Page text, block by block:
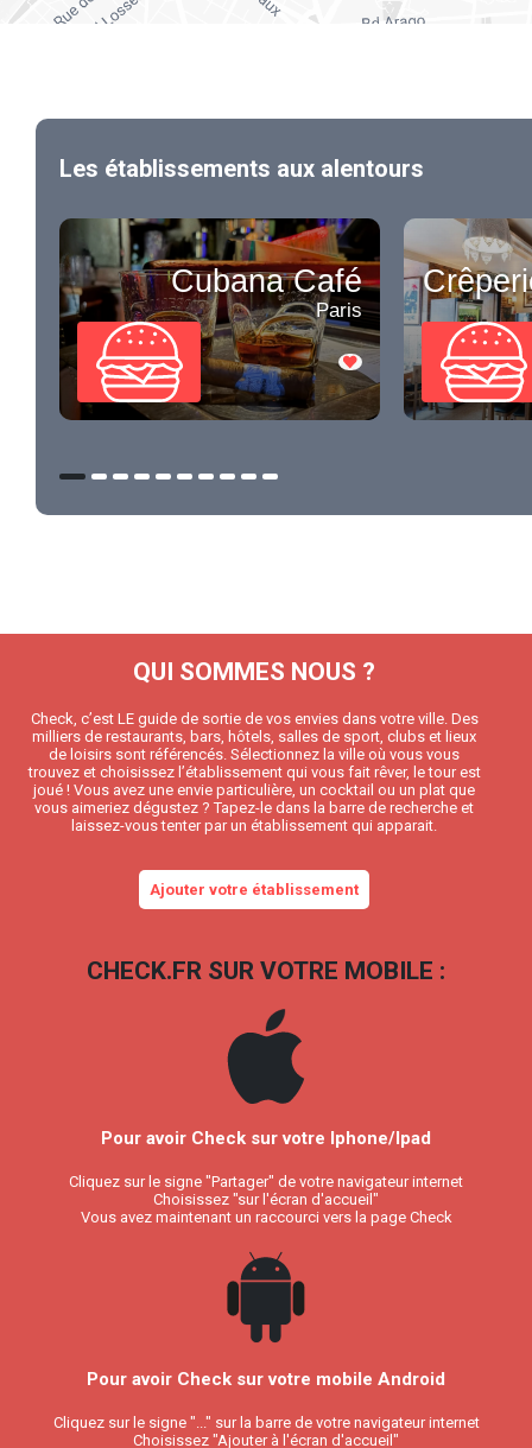
Les établissements aux alentours
Cubana Café
Paris
QUI SOMMES NOUS ?
Check, c’est LE guide de sortie de vos envies dans votre ville. Des
milliers de restaurants, bars, hôtels, salles de sport, clubs et lieux
de loisirs sont référencés. Sélectionnez la ville où vous vous
trouvez et choisissez l’établissement qui vous fait rêver, le tour est
joué ! Vous avez une envie particulière, un cocktail ou un plat que
vous aimeriez dégustez ? Tapez-le dans la barre de recherche et
laissez-vous tenter par un établissement qui apparait.
Ajouter votre établissement
CHECK.FR SUR VOTRE MOBILE :
Pour avoir Check sur votre Iphone/Ipad
Cliquez sur le signe "Partager" de votre navigateur internet
Choisissez "sur l'écran d'accueil"
Vous avez maintenant un raccourci vers la page Check
Pour avoir Check sur votre mobile Android
Cliquez sur le signe "..." sur la barre de votre navigateur internet
Choisissez "Ajouter à l'écran d'accueil"